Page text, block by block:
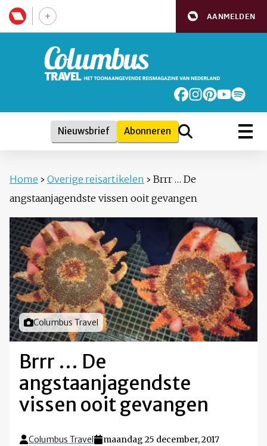
AANMELDEN
Nieuwsbrief Abonneren
Home › Overige reisartikelen › Brrr … De
angstaanjagendste vissen ooit gevangen
Foto door
Columbus Travel
Brrr … De
angstaanjagendste
vissen ooit gevangen
Columbus Travel
maandag 25 december, 2017